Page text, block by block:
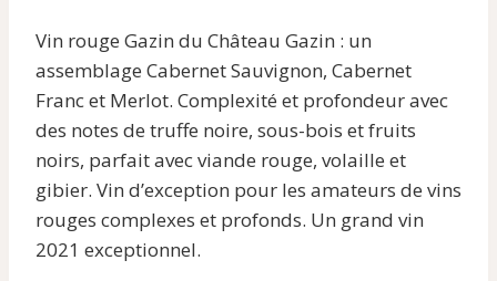
initial
était :
384,67 €.
actuel
est :
325,08 €.
Vin rouge Gazin du Château Gazin : un
assemblage Cabernet Sauvignon, Cabernet
Franc et Merlot. Complexité et profondeur avec
des notes de truffe noire, sous-bois et fruits
noirs, parfait avec viande rouge, volaille et
gibier. Vin d’exception pour les amateurs de vins
rouges complexes et profonds. Un grand vin
2021 exceptionnel.